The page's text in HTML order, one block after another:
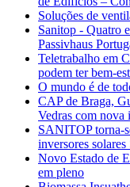
Soluções de
Sanitop - Quatro
Passivhaus
Teletrabalho em
podem ter bem-
O mundo é de
CAP de Braga,
Vedras com nova
SANITOP torna-
inversores solares
Novo Estado de
em pleno